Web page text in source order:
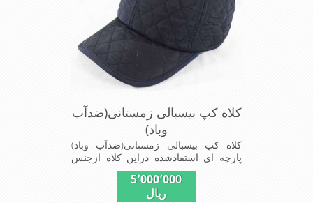
کلاه کپ بیسبالی زمستانی(ضدآب
وباد)
کلاه کپ بیسبالی زمستانی(ضدآب وباد)
پارچه ای استفادشده دراین کلاه ازجنس
ازجنس شمعی برای دوخت کاپشن بارانی
استفاده می شودبا آستر ضخیم که مناسب
5٬000٬000
ریال